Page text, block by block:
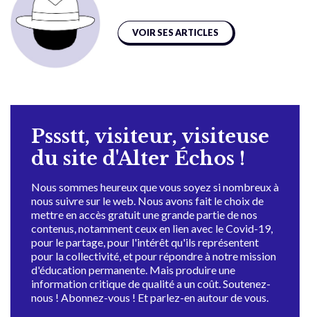
VOIR SES ARTICLES
Pssstt, visiteur, visiteuse
du site d'Alter Échos !
Nous sommes heureux que vous soyez si nombreux à
nous suivre sur le web. Nous avons fait le choix de
mettre en accès gratuit une grande partie de nos
contenus, notamment ceux en lien avec le Covid-19,
pour le partage, pour l'intérêt qu'ils représentent
pour la collectivité, et pour répondre à notre mission
d'éducation permanente. Mais produire une
information critique de qualité a un coût. Soutenez-
nous ! Abonnez-vous ! Et parlez-en autour de vous.